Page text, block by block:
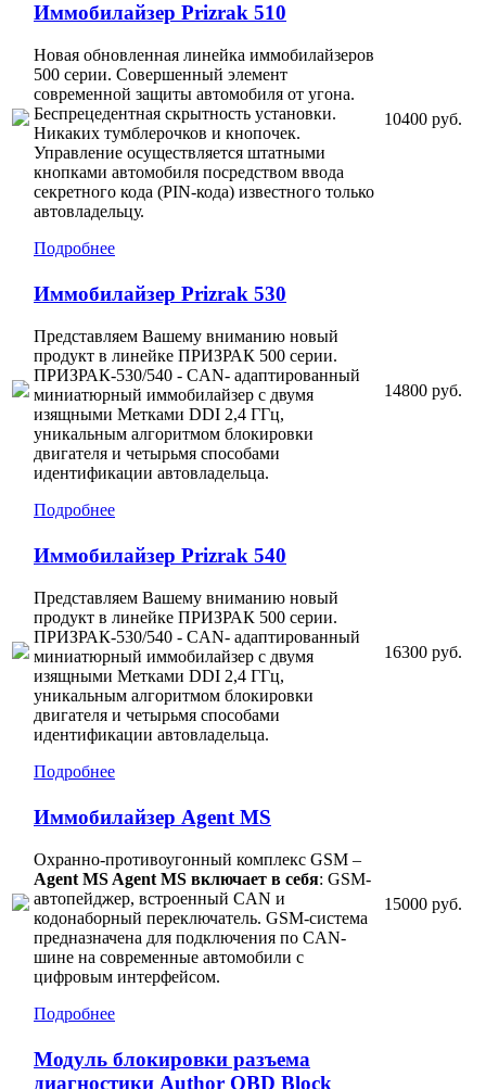
Иммобилайзер Prizrak 510
Новая обновленная линейка иммобилайзеров
500 серии. Совершенный элемент
современной защиты автомобиля от угона.
Беспрецедентная скрытность установки.
Никаких тумблерочков и кнопочек.
Управление осуществляется штатными
кнопками автомобиля посредством ввода
секретного кода (PIN-кода) известного только
автовладельцу.
Подробнее
10400 руб.
Иммобилайзер Prizrak 530
Представляем Вашему вниманию новый
продукт в линейке ПРИЗРАК 500 серии.
ПРИЗРАК-530/540 - CAN- адаптированный
миниатюрный иммобилайзер с двумя
изящными Метками DDI 2,4 ГГц,
уникальным алгоритмом блокировки
двигателя и четырьмя способами
идентификации автовладельца.
Подробнее
14800 руб.
Иммобилайзер Prizrak 540
Представляем Вашему вниманию новый
продукт в линейке ПРИЗРАК 500 серии.
ПРИЗРАК-530/540 - CAN- адаптированный
миниатюрный иммобилайзер с двумя
изящными Метками DDI 2,4 ГГц,
уникальным алгоритмом блокировки
двигателя и четырьмя способами
идентификации автовладельца.
Подробнее
16300 руб.
Иммобилайзер Agent MS
Охранно-противоугонный комплекс GSM –
Agent MS Agent MS включает в себя: GSM-
автопейджер, встроенный CAN и
кодонаборный переключатель. GSM-система
предназначена для подключения по CAN-
шине на современные автомобили с
цифровым интерфейсом.
Подробнее
15000 руб.
Модуль блокировки разъема
диагностики Author OBD Block